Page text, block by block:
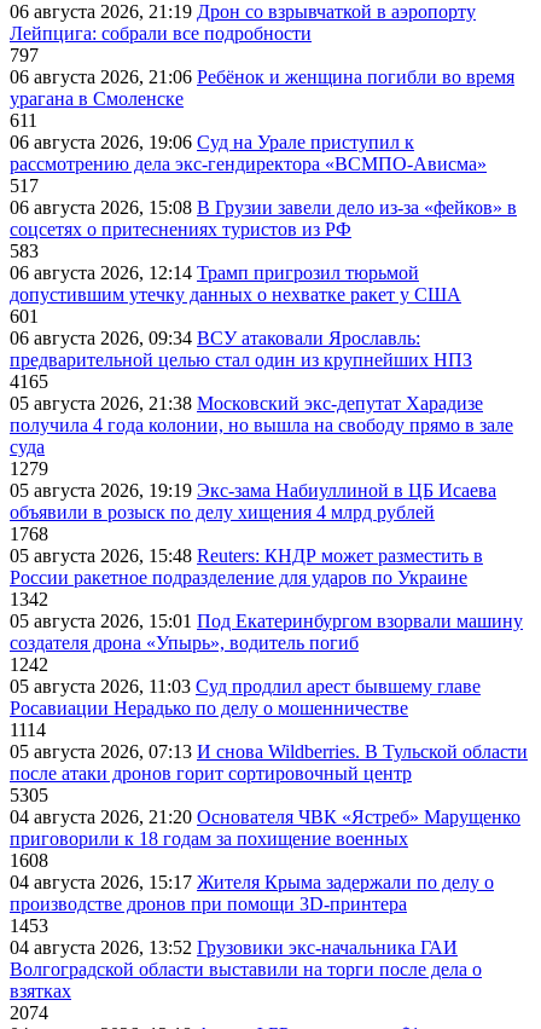
06 августа 2026, 21:19 Дрон со взрывчаткой в аэропорту
Лейпцига: собрали все подробности
797
06 августа 2026, 21:06 Ребёнок и женщина погибли во время
урагана в Смоленске
611
06 августа 2026, 19:06 Суд на Урале приступил к
рассмотрению дела экс-гендиректора «ВСМПО-Ависма»
517
06 августа 2026, 15:08 В Грузии завели дело из-за «фейков» в
соцсетях о притеснениях туристов из РФ
583
06 августа 2026, 12:14 Трамп пригрозил тюрьмой
допустившим утечку данных о нехватке ракет у США
601
06 августа 2026, 09:34 ВСУ атаковали Ярославль:
предварительной целью стал один из крупнейших НПЗ
4165
05 августа 2026, 21:38 Московский экс-депутат Харадизе
получила 4 года колонии, но вышла на свободу прямо в зале
суда
1279
05 августа 2026, 19:19 Экс-зама Набиуллиной в ЦБ Исаева
объявили в розыск по делу хищения 4 млрд рублей
1768
05 августа 2026, 15:48 Reuters: КНДР может разместить в
России ракетное подразделение для ударов по Украине
1342
05 августа 2026, 15:01 Под Екатеринбургом взорвали машину
создателя дрона «Упырь», водитель погиб
1242
05 августа 2026, 11:03 Суд продлил арест бывшему главе
Росавиации Нерадько по делу о мошенничестве
1114
05 августа 2026, 07:13 И снова Wildberries. В Тульской области
после атаки дронов горит сортировочный центр
5305
04 августа 2026, 21:20 Основателя ЧВК «Ястреб» Марущенко
приговорили к 18 годам за похищение военных
1608
04 августа 2026, 15:17 Жителя Крыма задержали по делу о
производстве дронов при помощи 3D‑принтера
1453
04 августа 2026, 13:52 Грузовики экс-начальника ГАИ
Волгоградской области выставили на торги после дела о
взятках
2074